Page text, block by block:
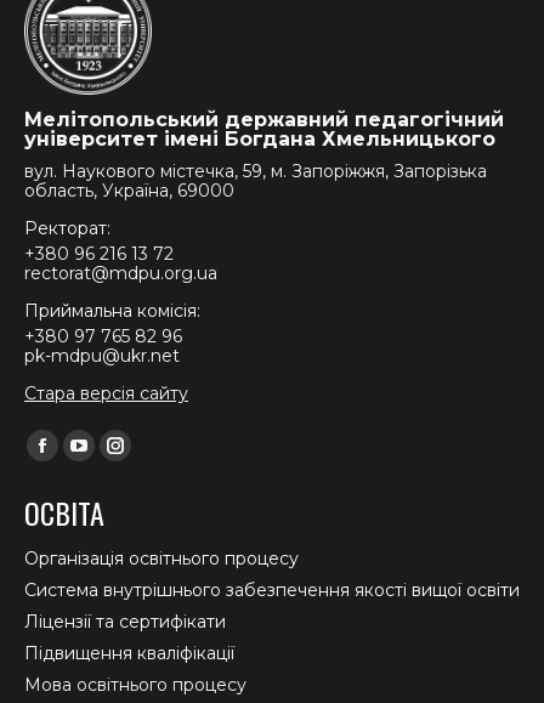
Мелітопольський державний педагогічний
університет імені Богдана Хмельницького
вул. Наукового містечка, 59, м. Запоріжжя, Запорізька
область, Україна, 69000
Ректорат:
+380 96 216 13 72
rectorat@mdpu.org.ua
Приймальна комісія:
+380 97 765 82 96
pk-mdpu@ukr.net
Стара версія сайту
Find us on:
Facebook
opens
in
new
window
YouTube
opens
in
new
window
Instagram
in
new
window
ОСВІТА
Організація освітнього процесу
Система внутрішнього забезпечення якості вищої освіти
Ліцензії та сертифікати
Підвищення кваліфікації
Мова освітнього процесу